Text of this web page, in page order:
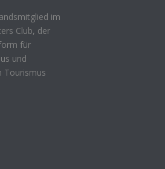
im
Club, der
für
und
Tourismus